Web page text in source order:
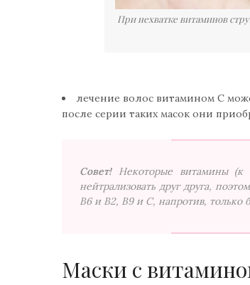
При нехватке витаминов
лечение волос витамином С
после серии таких масок они
Совет!
Некоторые витамины
нейтрализовать друг друга,
В6 и В2, В9 и С, напротив, только
Маски с